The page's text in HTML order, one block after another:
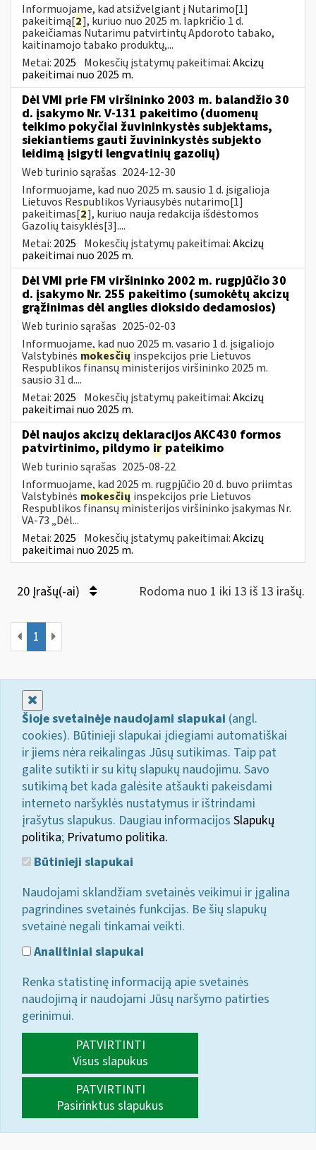
Informuojame, kad atsižvelgiant į Nutarimo[1]
pakeitimą[2], kuriuo nuo 2025 m. lapkričio 1 d.
pakeičiamas Nutarimu patvirtintų Apdoroto tabako,
kaitinamojo tabako produktų,...
Metai: 2025 Mokesčių įstatymų pakeitimai:Akcizų
pakeitimai nuo 2025 m.
Dėl VMI prie FM viršininko 2003 m. balandžio 30
d. įsakymo Nr. V-131 pakeitimo (duomenų
teikimo pokyčiai žuvininkystės subjektams,
siekiantiems gauti žuvininkystės subjekto
leidimą įsigyti lengvatinių gazolių)
Web turinio sąrašas 2024-12-30
Informuojame, kad nuo 2025 m. sausio 1 d. įsigalioja
Lietuvos Respublikos Vyriausybės nutarimo[1]
pakeitimas[2], kuriuo nauja redakcija išdėstomos
Gazolių taisyklės[3]....
Metai: 2025 Mokesčių įstatymų pakeitimai:Akcizų
pakeitimai nuo 2025 m.
Dėl VMI prie FM viršininko 2002 m. rugpjūčio 30
d. įsakymo Nr. 255 pakeitimo (sumokėtų akcizų
grąžinimas dėl anglies dioksido dedamosios)
Web turinio sąrašas 2025-02-03
Informuojame, kad nuo 2025 m. vasario 1 d. įsigaliojo
Valstybinės mokesčių inspekcijos prie Lietuvos
Respublikos finansų ministerijos viršininko 2025 m.
sausio 31 d....
Metai: 2025 Mokesčių įstatymų pakeitimai:Akcizų
pakeitimai nuo 2025 m.
Dėl naujos akcizų deklaracijos AKC430 formos
patvirtinimo, pildymo ir pateikimo
Web turinio sąrašas 2025-08-22
Informuojame, kad 2025 m. rugpjūčio 20 d. buvo priimtas
Valstybinės mokesčių inspekcijos prie Lietuvos
Respublikos finansų ministerijos viršininko įsakymas Nr.
VA-73 „Dėl...
Metai: 2025 Mokesčių įstatymų pakeitimai:Akcizų
pakeitimai nuo 2025 m.
20 Įrašų(-ai) Rodoma nuo 1 iki 13 iš 13 irašų.
1
Šioje svetainėje naudojami slapukai (angl.
cookies). Būtinieji slapukai įdiegiami automatiškai
ir jiems nėra reikalingas Jūsų sutikimas. Taip pat
galite sutikti ir su kitų slapukų naudojimu. Savo
sutikimą bet kada galėsite atšaukti pakeisdami
interneto naršyklės nustatymus ir ištrindami
įrašytus slapukus. Daugiau informacijos Slapukų
politika; Privatumo politika.
Būtinieji slapukai
Naudojami sklandžiam svetainės veikimui ir įgalina
pagrindines svetainės funkcijas. Be šių slapukų
svetainė negali tinkamai veikti.
Analitiniai slapukai
Renka statistinę informaciją apie svetainės
naudojimą ir naudojami Jūsų naršymo patirties
gerinimui.
PATVIRTINTI
Visus slapukus
PATVIRTINTI
Pasirinktus slapukus